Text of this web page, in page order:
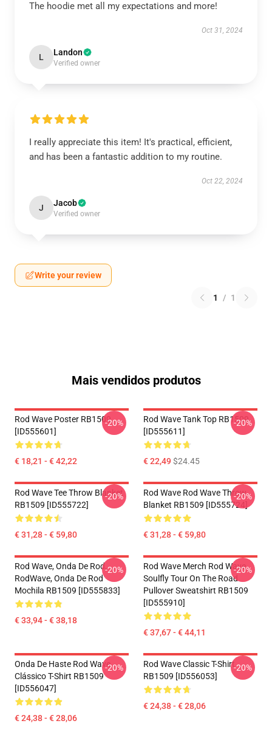
The hoodie met all my expectations and more!
Oct 31, 2024
L Landon
Verified owner
I really appreciate this item! It's practical, efficient,
and has been a fantastic addition to my routine.
Oct 22, 2024
J Jacob
Verified owner
Write your review
1 / 1
Mais vendidos produtos
Rod Wave Poster RB1509
[ID555601]
€ 18,21 - € 42,22
-20%
Rod Wave Tank Top RB1509
[ID555611]
€ 22,49$24.45
-20%
Rod Wave Tee Throw Blanket
RB1509 [ID555722]
€ 31,28 - € 59,80
-20%
Rod Wave Rod Wave Throw
Blanket RB1509 [ID555724]
€ 31,28 - € 59,80
-20%
Rod Wave, Onda De Rod,
RodWave, Onda De Rod
Mochila RB1509 [ID555833]
€ 33,94 - € 38,18
-20%
Rod Wave Merch Rod Wave
Soulfly Tour On The Road
Pullover Sweatshirt RB1509
[ID555910]
€ 37,67 - € 44,11
-20%
Onda De Haste Rod Wave
Clássico T-Shirt RB1509
[ID556047]
€ 24,38 - € 28,06
-20%
Rod Wave Classic T-Shirt
RB1509 [ID556053]
€ 24,38 - € 28,06
-20%